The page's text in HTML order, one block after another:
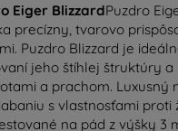
Eiger BlizzardPuzdro
precízny, tvarovo
Puzdro Blizzard je
jeho štíhlej štruktúry
a prachom.
s vlastnosťami proti
na pád z výšky 3